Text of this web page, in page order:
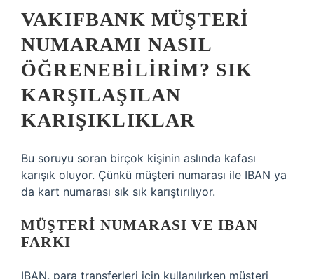
VAKIFBANK MÜŞTERI
NUMARAMI NASIL
ÖĞRENEBILIRIM? SIK
KARŞILAŞILAN
KARIŞIKLIKLAR
Bu soruyu soran birçok kişinin aslında kafası
karışık oluyor. Çünkü müşteri numarası ile IBAN ya
da kart numarası sık sık karıştırılıyor.
MÜŞTERI NUMARASI VE IBAN
FARKI
IBAN, para transferleri için kullanılırken müşteri